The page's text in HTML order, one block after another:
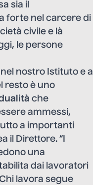
sia il
forte nel carcere di
civile e là
le persone
nostro Istituto e al
resto è uno
che
ammessi,
a importanti
il Direttore. “I
una
dai lavoratori
lavora segue